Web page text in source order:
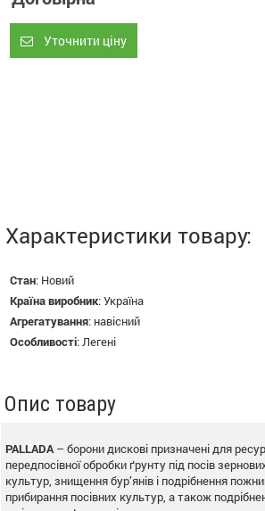
Уточнити ціну
Характеристики товару:
Стан: Новий
Країна виробник:Україна
Агрегатування: навісний
Особливості: Легені
Опис товару
PALLADA – борони дискові призначені для
передпосівної обробки ґрунту під посів
культур, знищення бур’янів і подрібнення
прибирання посівних культур, а також